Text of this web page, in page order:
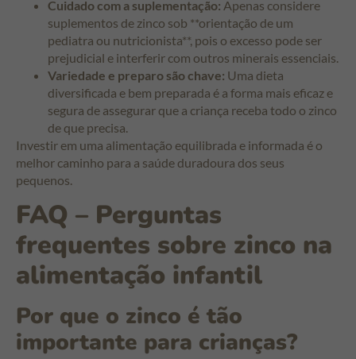
Cuidado com a suplementação: Apenas considere
suplementos de zinco sob **orientação de um
pediatra ou nutricionista**, pois o excesso pode ser
prejudicial e interferir com outros minerais essenciais.
Variedade e preparo são chave: Uma dieta
diversificada e bem preparada é a forma mais eficaz e
segura de assegurar que a criança receba todo o zinco
de que precisa.
Investir em uma alimentação equilibrada e informada é o
melhor caminho para a saúde duradoura dos seus
pequenos.
FAQ – Perguntas
frequentes sobre zinco na
alimentação infantil
Por que o zinco é tão
importante para crianças?